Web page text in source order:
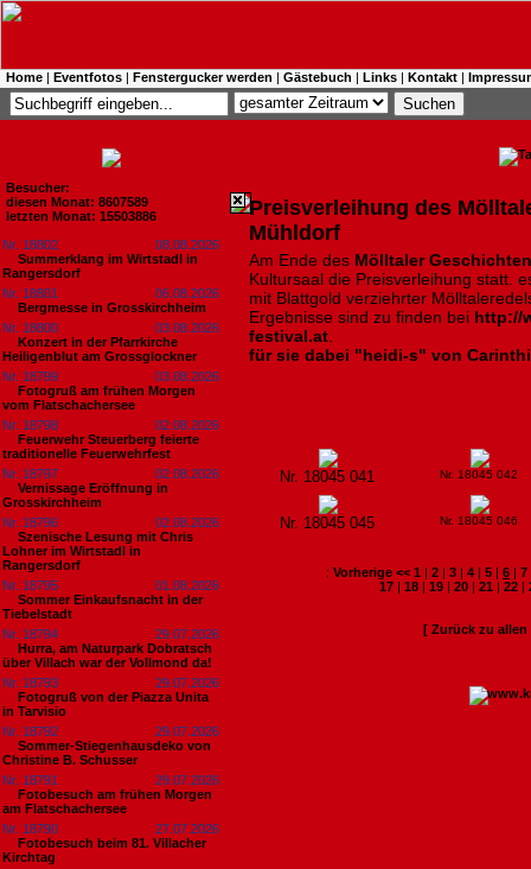
Home | Eventfotos | Fenstergucker werden | Gästebuch | Links | Kontakt |
Besucher:
diesen Monat: 8607589
letzten Monat: 15503886
Nr. 18802
08.08.2026
Summerklang im Wirtstadl in
Rangersdorf
Nr. 18801
06.08.2026
Bergmesse in Grosskirchheim
Nr. 18800
03.08.2026
Konzert in der Pfarrkirche
Heiligenblut am Grossglockner
Nr. 18799
03.08.2026
Fotogruß am frühen Morgen
vom Flatschachersee
Nr. 18798
02.08.2026
Feuerwehr Steuerberg feierte
traditionelle Feuerwehrfest
Nr. 18797
02.08.2026
Vernissage Eröffnung in
Grosskirchheim
Nr. 18796
02.08.2026
Szenische Lesung mit Chris
Lohner im Wirtstadl in
Rangersdorf
Nr. 18795
01.08.2026
Sommer Einkaufsnacht in der
Tiebelstadt
Nr. 18794
29.07.2026
Hurra, am Naturpark Dobratsch
über Villach war der Vollmond da!
Nr. 18793
29.07.2026
Fotogruß von der Piazza Unita
in Tarvisio
Nr. 18792
29.07.2026
Sommer-Stiegenhausdeko von
Christine B. Schusser
Nr. 18791
29.07.2026
Fotobesuch am frühen Morgen
am Flatschachersee
Nr. 18790
27.07.2026
Fotobesuch beim 81. Villacher
Kirchtag
Preisverleihung des
Mühldorf
Am Ende des Mölltaler
Kultursaal die Preisverleihung statt.
mit Blattgold verziehrter
Ergebnisse sind zu finden bei http://
festival.at
für sie dabei "heidi-s" von
Nr. 18045 041 Nr. 18045 042
Nr. 18045 045 Nr. 18045 046
: Vorherige << 1 | 2 | 3 | 4 | 5 | 6 | 7
17 | 18 | 19 | 20 | 21 | 22 |
[ Zurück zu